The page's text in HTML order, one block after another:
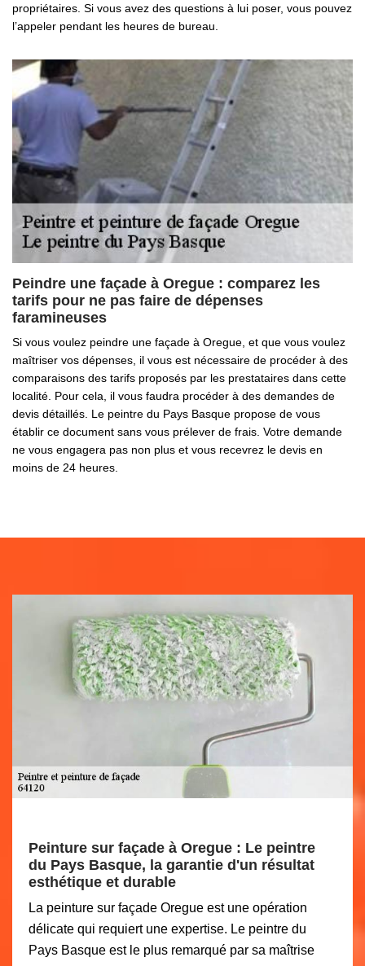
propriétaires. Si vous avez des questions à lui poser, vous pouvez
l’appeler pendant les heures de bureau.
Peindre une façade à Oregue : comparez les
tarifs pour ne pas faire de dépenses
faramineuses
Si vous voulez peindre une façade à Oregue, et que vous voulez
maîtriser vos dépenses, il vous est nécessaire de procéder à des
comparaisons des tarifs proposés par les prestataires dans cette
localité. Pour cela, il vous faudra procéder à des demandes de
devis détaillés. Le peintre du Pays Basque propose de vous
établir ce document sans vous prélever de frais. Votre demande
ne vous engagera pas non plus et vous recevrez le devis en
moins de 24 heures.
Peinture sur façade à Oregue : Le peintre
du Pays Basque, la garantie d'un résultat
esthétique et durable
La peinture sur façade Oregue est une opération
délicate qui requiert une expertise. Le peintre du
Pays Basque est le plus remarqué par sa maîtrise